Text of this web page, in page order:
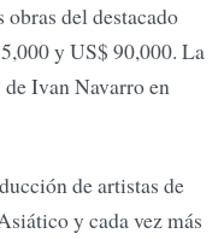
del destacado
y US$ 90,000. La
Ivan Navarro en
de artistas de
y cada vez más